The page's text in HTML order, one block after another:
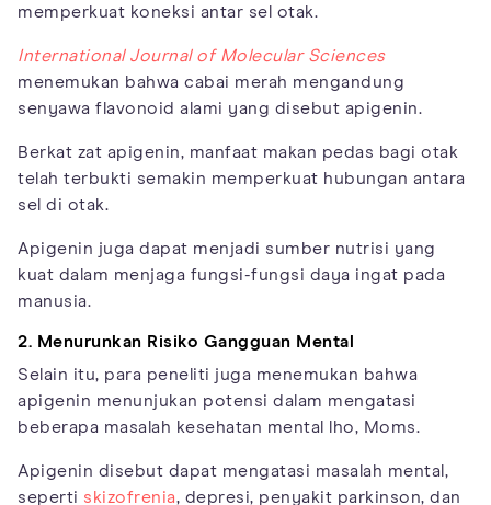
memperkuat koneksi antar sel otak.
International Journal of Molecular Sciences
menemukan bahwa cabai merah mengandung
senyawa flavonoid alami yang disebut apigenin.
Berkat zat apigenin, manfaat makan pedas bagi otak
telah terbukti semakin memperkuat hubungan antara
sel di otak.
Apigenin juga dapat menjadi sumber nutrisi yang
kuat dalam menjaga fungsi-fungsi daya ingat pada
manusia.
2. Menurunkan Risiko Gangguan Mental
Selain itu, para peneliti juga menemukan bahwa
apigenin menunjukan potensi dalam mengatasi
beberapa masalah kesehatan mental lho, Moms.
Apigenin disebut dapat mengatasi masalah mental,
seperti skizofrenia, depresi, penyakit parkinson, dan